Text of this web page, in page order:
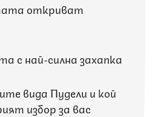
откриват
с най-силна захапка
вида Пудели и кой
избор за вас